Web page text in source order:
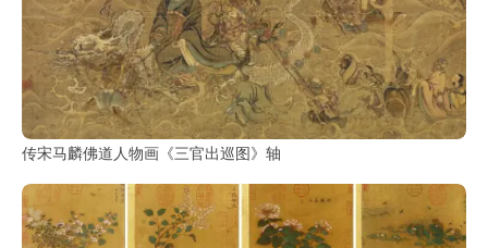
传宋马麟佛道人物画《三官出巡图》轴